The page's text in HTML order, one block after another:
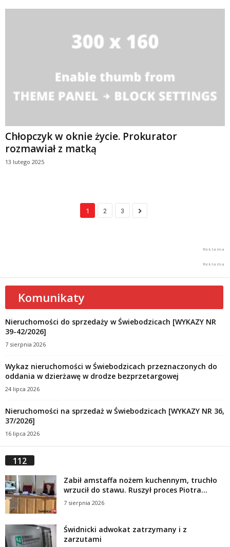
Chłopczyk w oknie życie. Prokurator
rozmawiał z matką
13 lutego 2025
1 2 3
Komunikaty
Nieruchomości do sprzedaży w Świebodzicach [WYKAZY NR
39-42/2026]
7 sierpnia 2026
Wykaz nieruchomości w Świebodzicach przeznaczonych do
oddania w dzierżawę w drodze bezprzetargowej
24 lipca 2026
Nieruchomości na sprzedaż w Świebodzicach [WYKAZY NR 36,
37/2026]
16 lipca 2026
112
Zabił amstaffa nożem kuchennym, truchło
wrzucił do stawu. Ruszył proces Piotra...
7 sierpnia 2026
Świdnicki adwokat zatrzymany i z
zarzutami